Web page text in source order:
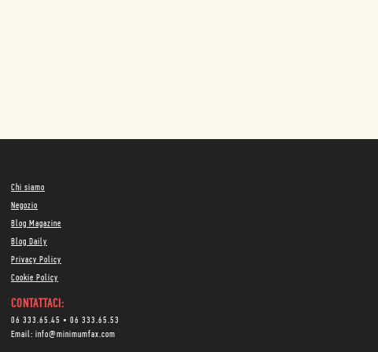
Chi siamo
Negozio
Blog Magazine
Blog Daily
Privacy Policy
Cookie Policy
CONTATTACI:
06 333.65.45 • 06 333.65.53
Email: info@minimumfax.com